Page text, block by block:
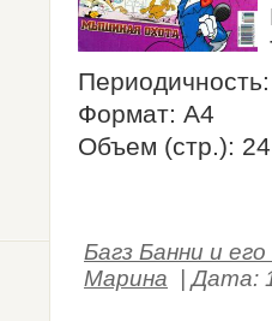
Формат: А4
Объем (стр.):
Багз Банни и его
Марина
|Дата: